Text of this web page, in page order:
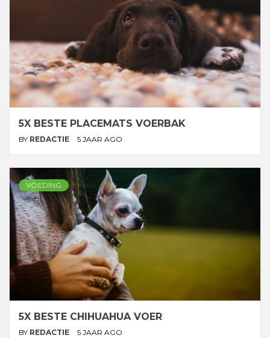
5X BESTE PLACEMATS VOERBAK
BY REDACTIE 5 JAAR AGO
VOEDING
5X BESTE CHIHUAHUA VOER
BY REDACTIE 5 JAAR AGO